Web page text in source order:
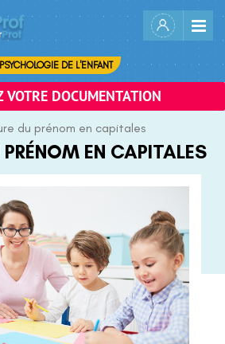
PSYCHOLOGIE DE L'ENFANT
VOTRE DOCUMENTATION
du prénom en capitales
PRÉNOM EN CAPITALES